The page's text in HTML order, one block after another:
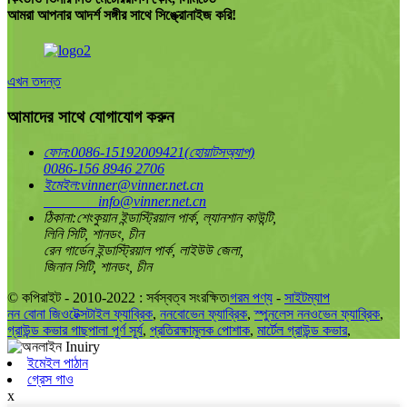
আমরা আপনার আদর্শ সঙ্গীর সাথে সিঙ্ক্রোনাইজ করি!
এখন তদন্ত
আমাদের সাথে যোগাযোগ করুন
ফোন:0086-15192009421(হোয়াটসঅ্যাপ)
0086-156 8946 2706
ইমেইল:vinner@vinner.net.cn
info@vinner.net.cn
ঠিকানা:শেংকুয়ান ইন্ডাস্ট্রিয়াল পার্ক, ল্যানশান কাউন্টি,
লিনি সিটি, শানডং, চীন
রেন গার্ডেন ইন্ডাস্ট্রিয়াল পার্ক, লাইউউ জেলা,
জিনান সিটি, শানডং, চীন
© কপিরাইট - 2010-2022 : সর্বস্বত্ব সংরক্ষিত৷গরম পণ্য - সাইটম্যাপ
নন বোনা জিওটেক্সটাইল ফ্যাব্রিক, ননবোভেন ফ্যাব্রিক,স্পুনলেস ননওভেন ফ্যাব্রিক,
গ্রাউন্ড কভার গাছপালা পূর্ণ সূর্য, প্রতিরক্ষামূলক পোশাক, মার্টেল গ্রাউন্ড কভার,
ইমেইল পাঠান
গ্রেস গাও
x